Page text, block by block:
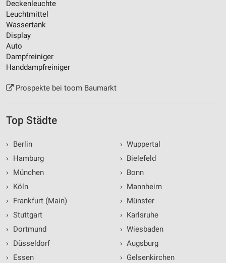
Deckenleuchte
Leuchtmittel
Wassertank
Display
Auto
Dampfreiniger
Handdampfreiniger
Prospekte bei toom Baumarkt
Top Städte
›
Berlin
›
Hamburg
›
München
›
Köln
›
Frankfurt (Main)
› Stuttgart
›
Dortmund
›
Düsseldorf
›
Essen
› Wuppertal
› Bielefeld
› Bonn
› Mannheim
› Münster
› Karlsruhe
› Wiesbaden
› Augsburg
› Gelsenkirchen